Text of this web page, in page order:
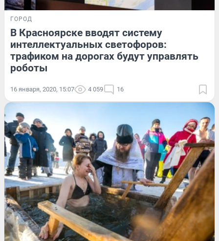
ГОРОД
В Красноярске вводят систему
интеллектуальных светофоров:
трафиком на дорогах будут управлять
роботы
16 января, 2020, 15:07 4 059 16